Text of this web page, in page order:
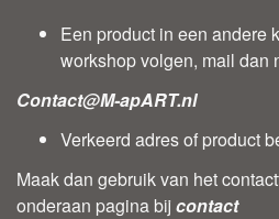
Een product in een andere
workshop volgen, mail dan
Contact@M-apART.nl
Verkeerd adres of product
Maak dan gebruik van het
onderaan pagina bij contact